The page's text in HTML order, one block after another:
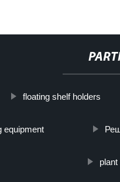
floating shelf holders
equipment